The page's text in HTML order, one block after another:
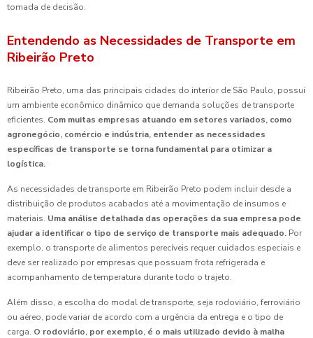
tomada de decisão.
Entendendo as Necessidades de Transporte em
Ribeirão Preto
Ribeirão Preto, uma das principais cidades do interior de São Paulo, possui
um ambiente econômico dinâmico que demanda soluções de transporte
eficientes. Com muitas empresas atuando em setores variados, como
agronegócio, comércio e indústria, entender as necessidades
específicas de transporte se torna fundamental para otimizar a
logística.
As necessidades de transporte em Ribeirão Preto podem incluir desde a
distribuição de produtos acabados até a movimentação de insumos e
materiais. Uma análise detalhada das operações da sua empresa pode
ajudar a identificar o tipo de serviço de transporte mais adequado. Por
exemplo, o transporte de alimentos perecíveis requer cuidados especiais e
deve ser realizado por empresas que possuam frota refrigerada e
acompanhamento de temperatura durante todo o trajeto.
Além disso, a escolha do modal de transporte, seja rodoviário, ferroviário
ou aéreo, pode variar de acordo com a urgência da entrega e o tipo de
carga. O rodoviário, por exemplo, é o mais utilizado devido à malha